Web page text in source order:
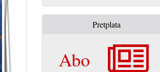
Pretplata
Abo